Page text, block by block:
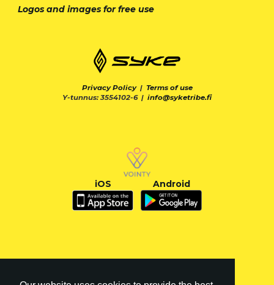
Logos and images for free use
Privacy Policy| Terms of use
Y-tunnus: 3554102-6 | info@syketribe.fi
iOS Android